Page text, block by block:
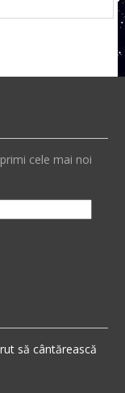
cele mai noi
să cântărească